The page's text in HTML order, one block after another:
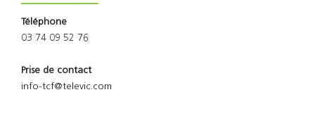
Téléphone
03 74 09 52 76
Prise de contact
info-tcf@televic.com